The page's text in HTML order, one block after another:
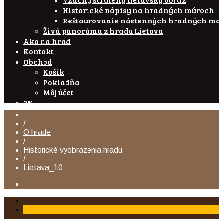
Historické nápisy na hradných múroch
Reštaurovanie nástenných hradných
Živá panoráma z hradu Lietava
Ako na hrad
Kontakt
Obchod
Košík
Pokladňa
Môj účet
2%
/
O hrade
/
Historické vyobrazenia hradu
/
Lietava_10